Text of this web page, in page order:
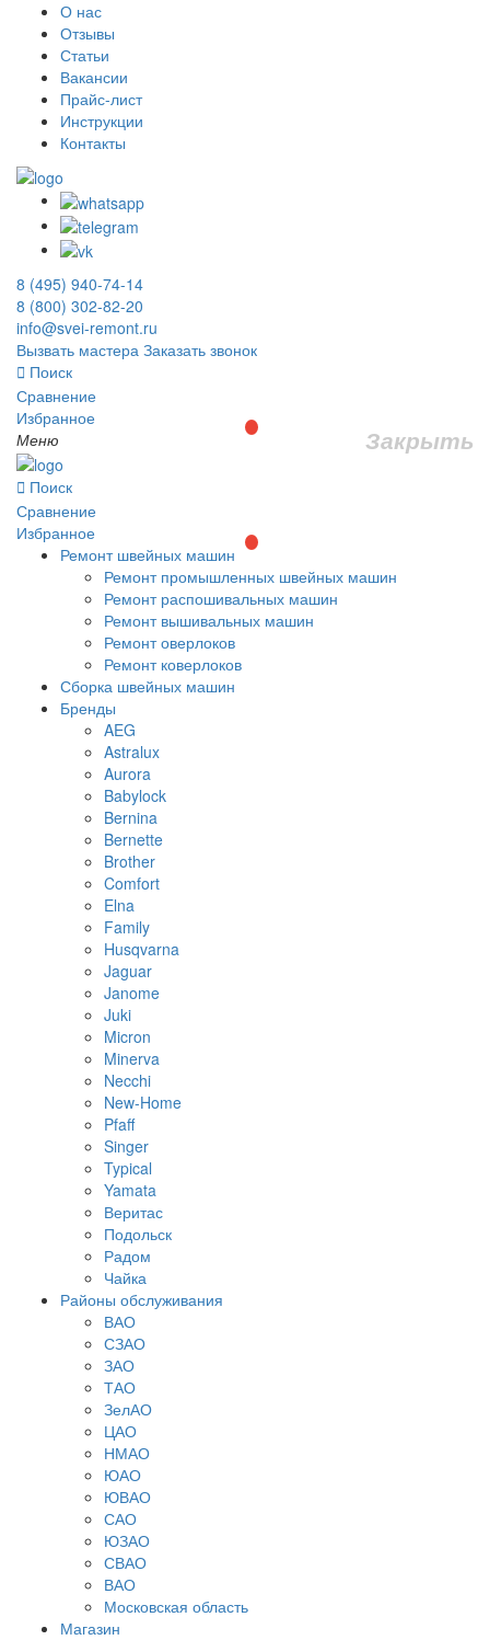
О нас
Отзывы
Статьи
Вакансии
Прайс-лист
Инструкции
Контакты
8 (495) 940-74-14
8 (800) 302-82-20
info@svei-remont.ru
Вызвать мастера Заказать звонок
Поиск
Сравнение
Избранное
Меню
Закрыть
Поиск
Сравнение
Избранное
Ремонт швейных машин
Ремонт промышленных швейных машин
Ремонт распошивальных машин
Ремонт вышивальных машин
Ремонт оверлоков
Ремонт коверлоков
Сборка швейных машин
Бренды
AEG
Astralux
Aurora
Babylock
Bernina
Bernette
Brother
Comfort
Elna
Family
Husqvarna
Jaguar
Janome
Juki
Micron
Minerva
Necchi
New-Home
Pfaff
Singer
Typical
Yamata
Веритас
Подольск
Радом
Чайка
Районы обслуживания
ВАО
СЗАО
ЗАО
ТАО
ЗелАО
ЦАО
НМАО
ЮАО
ЮВАО
САО
ЮЗАО
СВАО
ВАО
Московская область
Магазин